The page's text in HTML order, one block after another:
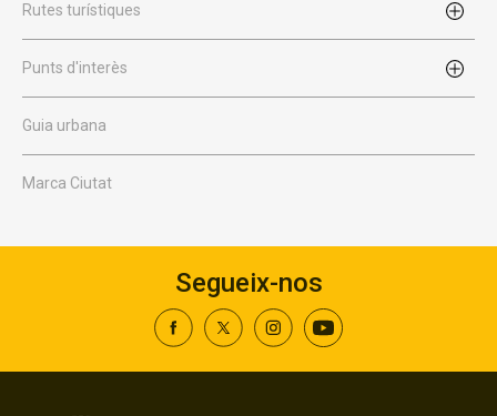
Rutes turístiques
Punts d'interès
Guia urbana
Marca Ciutat
Segueix-nos